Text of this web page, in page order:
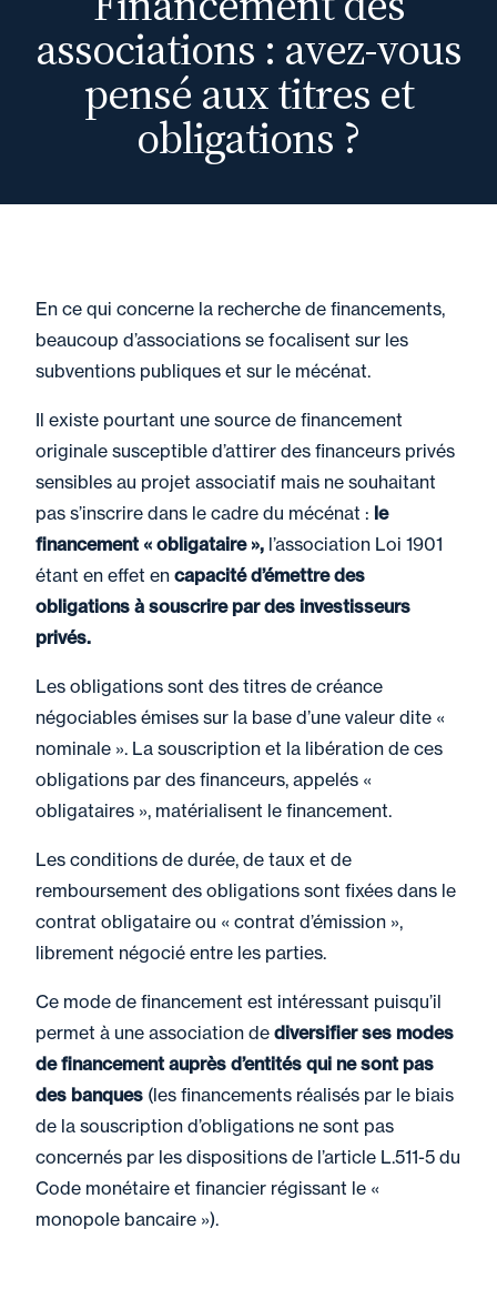
associations : avez-vous
pensé aux titres et
obligations ?
En ce qui concerne la recherche de financements,
beaucoup d’associations se focalisent sur les
subventions publiques et sur le mécénat.
Il existe pourtant une source de financement
originale susceptible d’attirer des financeurs privés
sensibles au projet associatif mais ne souhaitant
pas s’inscrire dans le cadre du mécénat : le
financement « obligataire », l’association Loi 1901
étant en effet en capacité d’émettre des
obligations à souscrire par des investisseurs
privés.
Les obligations sont des titres de créance
négociables émises sur la base d’une valeur dite «
nominale ». La souscription et la libération de ces
obligations par des financeurs, appelés «
obligataires », matérialisent le financement.
Les conditions de durée, de taux et de
remboursement des obligations sont fixées dans le
contrat obligataire ou « contrat d’émission »,
librement négocié entre les parties.
Ce mode de financement est intéressant puisqu’il
permet à une association de diversifier ses modes
de financement auprès d’entités qui ne sont pas
des banques (les financements réalisés par le biais
de la souscription d’obligations ne sont pas
concernés par les dispositions de l’article L.511-5 du
Code monétaire et financier régissant le «
monopole bancaire »).